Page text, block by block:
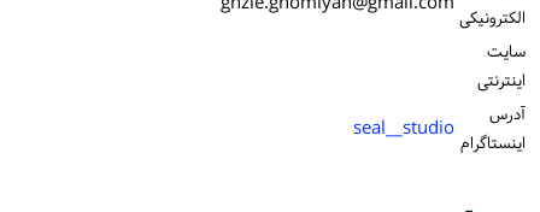
الكترونیكی
سایت
اینترنتی
آدرس
اینستاگرام seal__studio